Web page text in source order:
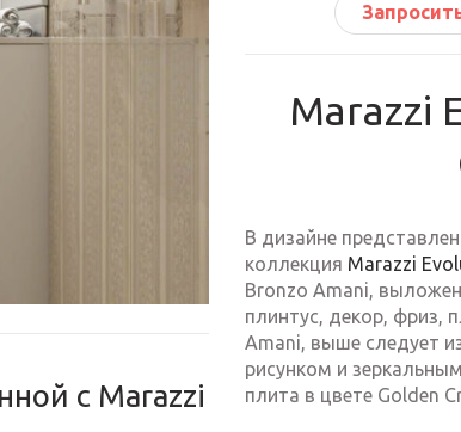
с Marazzi
Marazzi
В дизайне
коллекция Marazzi
Bronzo Amani,
плинтус, декор, фриз,
Amani, выше следует
рисунком и
плита в цвете Golden